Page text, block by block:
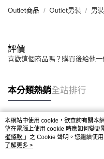
Outlet商品 Outlet男裝 男
評價
喜歡這個商品嗎？購買後給他一
本分類熱銷全站排行
熱門標籤
本網站中使用 cookie，欲查詢有關本
望在電腦上使用 cookie 時應如何變更
權條款 」之 Cookie 聲明。您繼續使
用條款之 Cookie 聲明使用 cookie。
了解更多 >